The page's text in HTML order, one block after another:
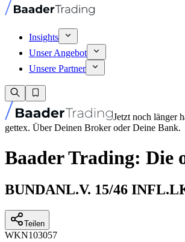
Insights
Unser Angebot
Unsere Partner
Jetzt noch länger
gettex. Über Deinen Broker oder Deine Bank.
Baader Trading: Die
BUNDANL.V. 15/46
Teilen
WKN103057